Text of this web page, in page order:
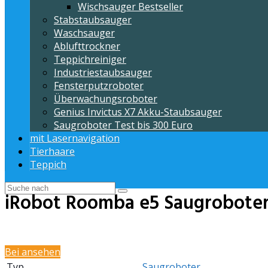
Wischsauger Bestseller
Stabstaubsauger
Waschsauger
Ablufttrockner
Teppichreiniger
Industriestaubsauger
Fensterputzroboter
Überwachungsroboter
Genius Invictus X7 Akku-Staubsauger
Saugroboter Test bis 300 Euro
mit Lasernavigation
Tierhaare
Teppich
iRobot Roomba e5
Bei ansehen